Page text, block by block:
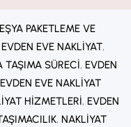
EŞYA PAKETLEME VE
EVDEN EVE NAKLIYAT
TAŞIMA SÜRECI, EVDEN
EVDEN EVE NAKLIYAT
HIZMETLERI, EVDEN
, NAKLIYAT